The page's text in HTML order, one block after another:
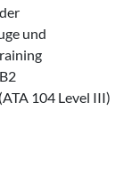
und
104 Level III)